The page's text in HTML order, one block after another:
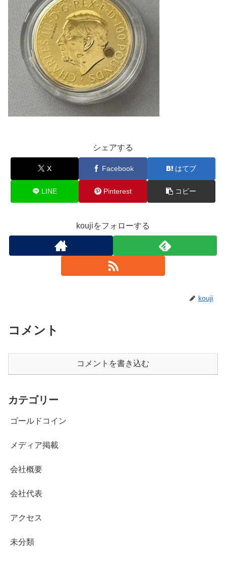
シェアする
X Facebook はてブ
LINE Pinterest コピー
koujiをフォローする
kouji
コメント
コメントを書き込む
カテゴリー
ゴールドコイン
メディア掲載
会社概要
会社代表
アクセス
未分類